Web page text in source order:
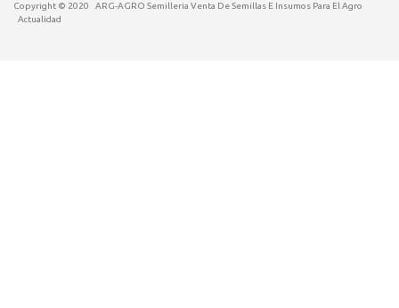
Copyright © 2020
ARG-AGRO Semilleria Venta De Semillas E Insumos Para El Agro
Actualidad